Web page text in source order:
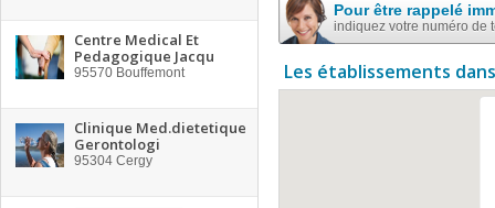
Centre Medical Et
Pedagogique Jacqu
95570 Bouffemont
Clinique Med.dietetique
Gerontologi
95304 Cergy
Pour être rappelé
indiquez votre numéro de
Les établissements